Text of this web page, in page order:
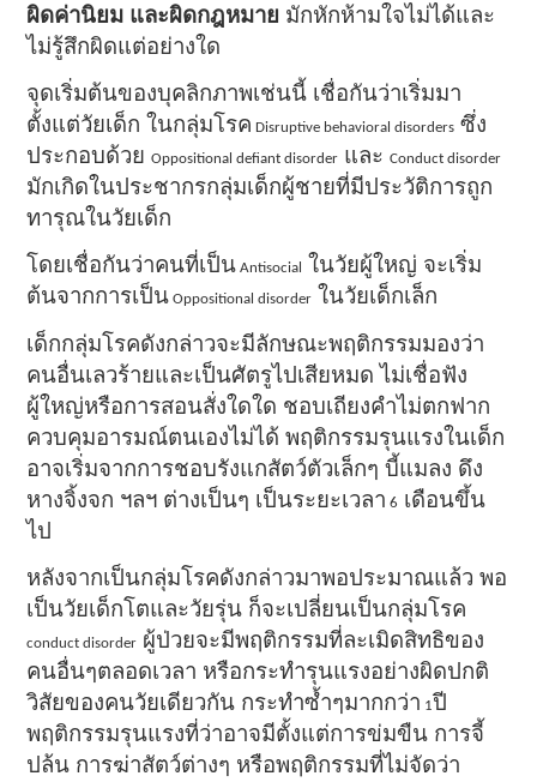
ผิดค่านิยม และผิดกฎหมาย มักหักห้ามใจไม่ได้และ
ไม่รู้สึกผิดแต่อย่างใด
จุดเริ่มต้นของบุคลิกภาพเช่นนี้ เชื่อกันว่าเริ่มมา
ตั้งแต่วัยเด็ก ในกลุ่มโรค Disruptive behavioral disorders ซึ่ง
ประกอบด้วยOppositional defiant disorder และConduct disorder
มักเกิดในประชากรกลุ่มเด็กผู้ชายที่มีประวัติการถูก
ทารุณในวัยเด็ก
โดยเชื่อกันว่าคนที่เป็น Antisocial
ในวัยผู้ใหญ่ จะเริ่ม
ต้นจากการเป็น Oppositional disorder ในวัยเด็กเล็ก
เด็กกลุ่มโรคดังกล่าวจะมีลักษณะพฤติกรรมมองว่า
คนอื่นเลวร้ายและเป็นศัตรูไปเสียหมด ไม่เชื่อฟัง
ผู้ใหญ่หรือการสอนสั่งใดใด ชอบเถียงคำไม่ตกฟาก
ควบคุมอารมณ์ตนเองไม่ได้ พฤติกรรมรุนแรงในเด็ก
อาจเริ่มจากการชอบรังแกสัตว์ตัวเล็กๆ บี้แมลง ดึง
หางจิ้งจก ฯลฯ ต่างเป็นๆ เป็นระยะเวลา 6 เดือนขึ้น
ไป
หลังจากเป็นกลุ่มโรคดังกล่าวมาพอประมาณแล้ว พอ
เป็นวัยเด็กโตและวัยรุ่น ก็จะเปลี่ยนเป็นกลุ่มโรค
conduct disorder ผู้ป่วยจะมีพฤติกรรมที่ละเมิดสิทธิของ
คนอื่นๆตลอดเวลา หรือกระทำรุนแรงอย่างผิดปกติ
วิสัยของคนวัยเดียวกัน กระทำซ้ำๆมากกว่า 1ปี
พฤติกรรมรุนแรงที่ว่าอาจมีตั้งแต่การข่มขืน การจี้
ปล้น การฆ่าสัตว์ต่างๆ หรือพฤติกรรมที่ไม่จัดว่า